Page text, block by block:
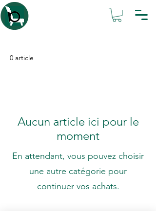
0 article
Aucun article ici pour le
moment
En attendant, vous pouvez choisir
une autre catégorie pour
continuer vos achats.